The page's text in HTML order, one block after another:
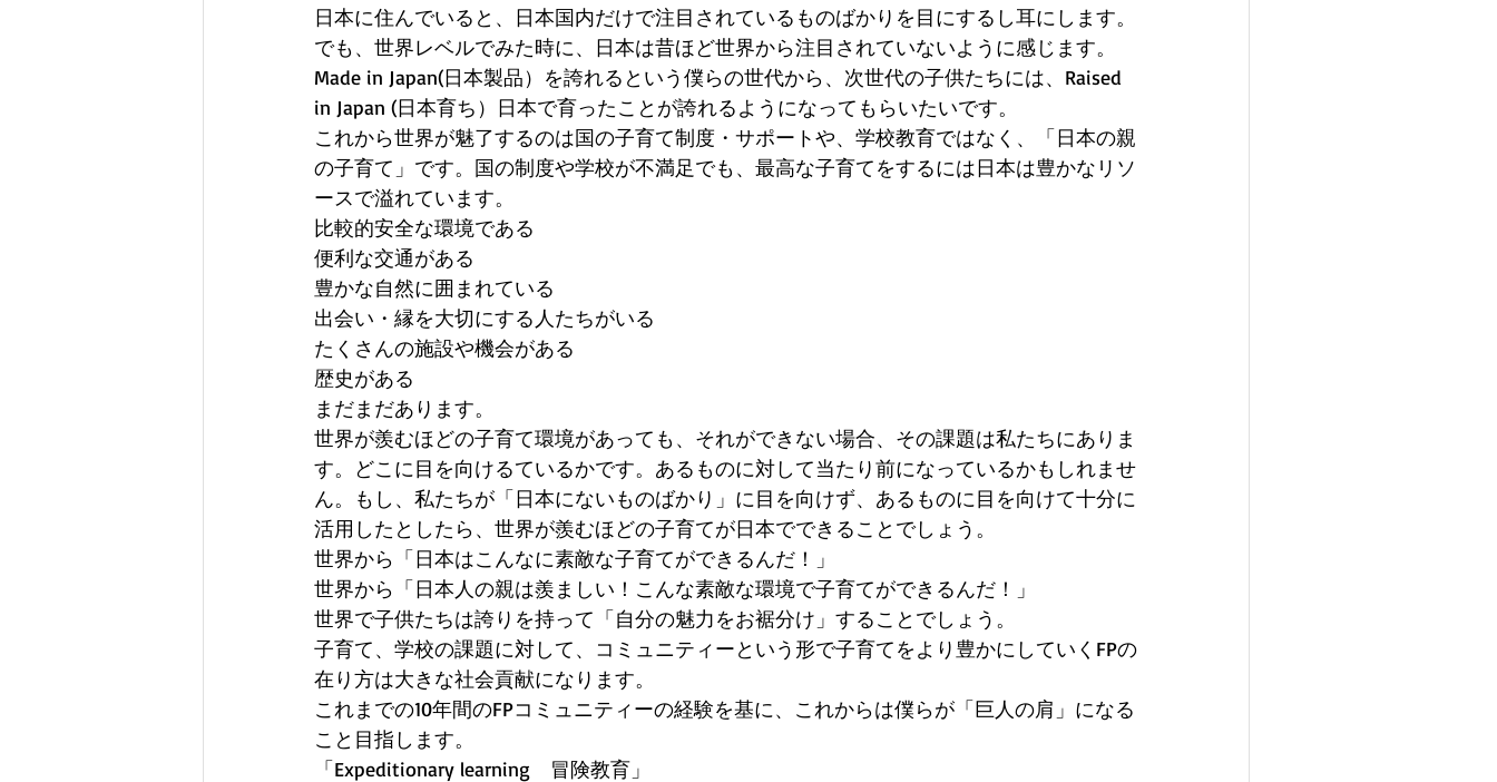
日本に住んでいると、日本国内だけで注目されているものばかりを目にするし耳にします。
でも、世界レベルでみた時に、日本は昔ほど世界から注目されていないように感じます。
Made in Japan(日本製品）を誇れるという僕らの世代から、次世代の子供たちには、Raised
in Japan (日本育ち）日本で育ったことが誇れるようになってもらいたいです。
これから世界が魅了するのは国の子育て制度・サポートや、学校教育ではなく、「日本の親
の子育て」です。国の制度や学校が不満足でも、最高な子育てをするには日本は豊かなリソ
ースで溢れています。
比較的安全な環境である
便利な交通がある
豊かな自然に囲まれている
出会い・縁を大切にする人たちがいる
たくさんの施設や機会がある
歴史がある
まだまだあります。
世界が羨むほどの子育て環境があっても、それができない場合、その課題は私たちにありま
す。どこに目を向けるているかです。あるものに対して当たり前になっているかもしれませ
ん。もし、私たちが「日本にないものばかり」に目を向けず、あるものに目を向けて十分に
活用したとしたら、世界が羨むほどの子育てが日本でできることでしょう。
世界から「日本はこんなに素敵な子育てができるんだ！」
世界から「日本人の親は羨ましい！こんな素敵な環境で子育てができるんだ！」
世界で子供たちは誇りを持って「自分の魅力をお裾分け」することでしょう。
子育て、学校の課題に対して、コミュニティーという形で子育てをより豊かにしていくFPの
在り方は大きな社会貢献になります。
これまでの10年間のFPコミュニティーの経験を基に、これからは僕らが「巨人の肩」になる
こと目指します。
「Expeditionary learning　冒険教育」